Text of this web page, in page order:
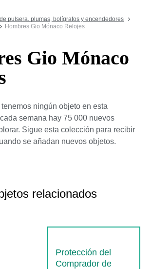
pulsera, plumas, bolígrafos y encendedores
Hombres Gio Mónaco Relojes
Gio Mónaco
ningún objeto en esta
semana hay 75 000 nuevos
Sigue esta colección para recibir
se añadan nuevos objetos.
relacionados
Protección del
Comprador de